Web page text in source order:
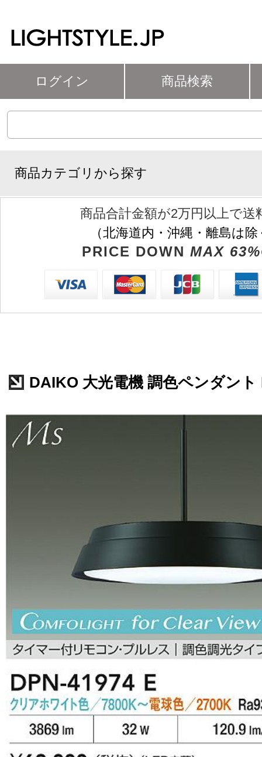
ログイン 商品検索
商品カテゴリから探す
商品合計金額が2万円以上で送
（北海道内・沖縄・離島は
PRICE DOWN MAX
DAIKO 大光電機 調色ペンダント